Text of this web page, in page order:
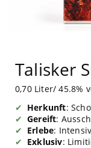
Talisker
0,70 Liter/ 45.8%
Herkunft:
Gereift:
Erlebe:
Exklusiv: